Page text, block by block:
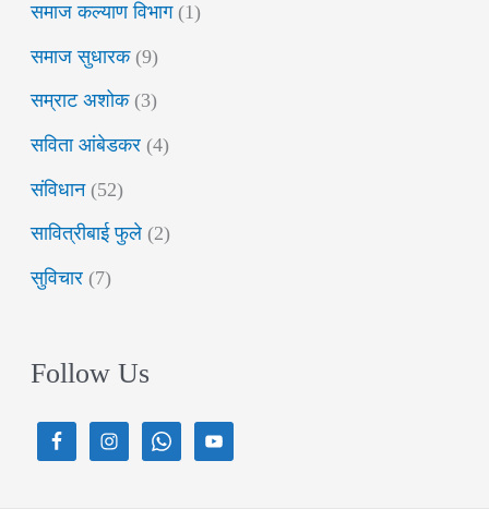
समाज कल्याण विभाग(1)
समाज सुधारक(9)
सम्राट अशोक(3)
सविता आंबेडकर (4)
संविधान(52)
सावित्रीबाई फुले (2)
सुविचार (7)
Follow Us